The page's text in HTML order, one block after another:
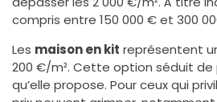
compris entre 150 000 € et 300
Les maison en kit représentent
200 €/m². Cette option séduit
qu’elle propose. Pour ceux qui